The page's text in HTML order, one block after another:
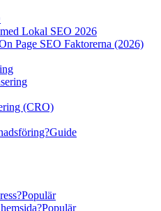
Lokal SEO 2026
Page SEO Faktorerna (2026)
(CRO)
Guide
Populär
Populär